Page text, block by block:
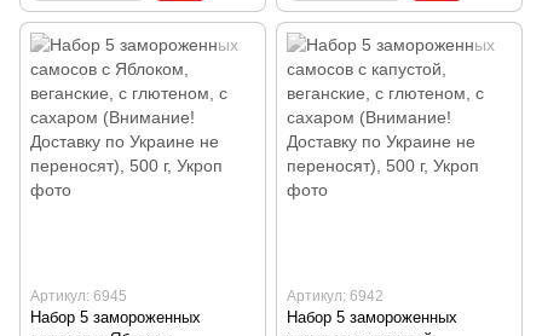
Укроп
Артикул: 6945
Набор 5 замороженных
Артикул: 6942
Набор 5 замороженных